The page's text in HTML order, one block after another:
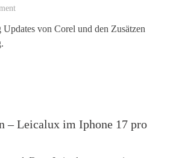
von Corel und den Zusätzen
– Leicalux im Iphone 17 pro